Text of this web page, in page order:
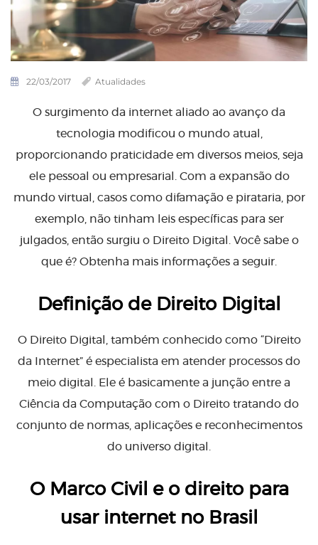
22/03/2017 Atualidades
O surgimento da internet aliado ao avanço da
tecnologia modificou o mundo atual,
proporcionando praticidade em diversos meios, seja
ele pessoal ou empresarial. Com a expansão do
mundo virtual, casos como difamação e pirataria, por
exemplo, não tinham leis específicas para ser
julgados, então surgiu o Direito Digital. Você sabe o
que é? Obtenha mais informações a seguir.
Definição de Direito Digital
O Direito Digital, também conhecido como “Direito
da Internet” é especialista em atender processos do
meio digital. Ele é basicamente a junção entre a
Ciência da Computação com o Direito tratando do
conjunto de normas, aplicações e reconhecimentos
do universo digital.
O Marco Civil e o direito para
usar internet no Brasil